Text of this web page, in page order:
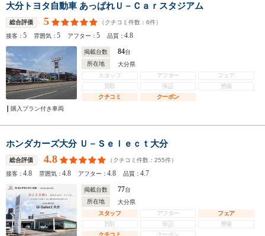
大分トヨタ自動車 あっぱれＵ－Ｃａｒスタジアム
総合評価 5 （クチコミ件数： 6件）
接客：5 雰囲気：5 アフター：5 品質：4.8
掲載台数 84台
所在地
大分県
スタッフ
アフター
フェア
買取
保証
整備
クチコミ
クーポン
購入プラン付き車両
ホンダカーズ大分 Ｕ－Ｓｅｌｅｃｔ大分
総合評価 4.8 （クチコミ件数： 255件）
接客：4.8 雰囲気：4.8 アフター：4.8 品質：4.7
掲載台数 77台
所在地
大分県
スタッフ
アフター
フェア
買取
保証
整備
クチコミ
クーポン